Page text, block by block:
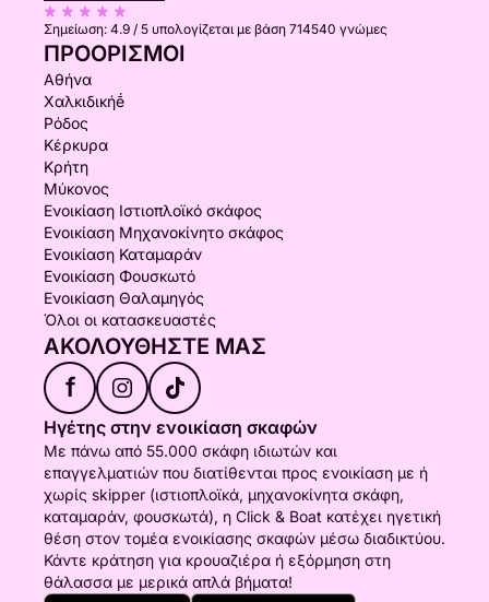
Σημείωση: 4.9 / 5 υπολογίζεται με βάση 714540 γνώμες
ΠΡΟΟΡΙΣΜΟΊ
Αθήνα
Χαλκιδικήḗ
Ρόδος
Κέρκυρα
Κρήτη
Μύκονος
Ενοικίαση Ιστιοπλοϊκό σκάφος
Ενοικίαση Μηχανοκίνητο σκάφος
Ενοικίαση Καταμαράν
Ενοικίαση Φουσκωτό
Ενοικίαση Θαλαμηγός
Όλοι οι κατασκευαστές
ΑΚΟΛΟΥΘΉΣΤΕ ΜΑΣ
f
Ηγέτης στην ενοικίαση σκαφών
Με πάνω από 55.000 σκάφη ιδιωτών και
επαγγελματιών που διατίθενται προς ενοικίαση με ή
χωρίς skipper (ιστιοπλοϊκά, μηχανοκίνητα σκάφη,
καταμαράν, φουσκωτά), η Click & Boat κατέχει ηγετική
θέση στον τομέα ενοικίασης σκαφών μέσω διαδικτύου.
Κάντε κράτηση για κρουαζιέρα ή εξόρμηση στη
θάλασσα με μερικά απλά βήματα!